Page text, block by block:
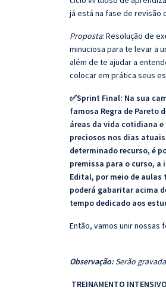
já está na fase de revisão
Proposta: Resolução de
minuciosa para te levar a
além de te ajudar a
colocar em prática seus
✅Sprint Final: Na sua
famosa Regra de Pareto
áreas da vida cotidiana
preciosos nos dias
determinado recurso, é
premissa para o curso, a
Edital, por meio de aulas
poderá gabaritar acima
tempo dedicado aos
Então, vamos unir nossas
Observação:Serão
TREINAMENTO